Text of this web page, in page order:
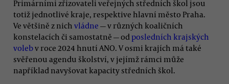
Primárními zřizovateli veřejných středních škol jsou
totiž jednotlivé kraje, respektive hlavní město Praha.
Ve většině z nich vládne — v různých koaličních
konstelacích či samostatně — od posledních krajských
volebv roce 2024 hnutí ANO. V osmi krajích má také
svěřenou agendu školství, v jejímž rámci může
například navyšovat kapacity středních škol.